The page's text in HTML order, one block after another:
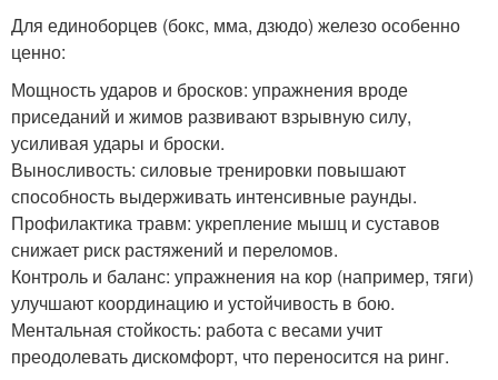
Для единоборцев (бокс, мма, дзюдо) железо особенно
ценно:
Мощность ударов и бросков: упражнения вроде
приседаний и жимов развивают взрывную силу,
усиливая удары и броски.
Выносливость: силовые тренировки повышают
способность выдерживать интенсивные раунды.
Профилактика травм: укрепление мышц и суставов
снижает риск растяжений и переломов.
Контроль и баланс: упражнения на кор (например, тяги)
улучшают координацию и устойчивость в бою.
Ментальная стойкость: работа с весами учит
преодолевать дискомфорт, что переносится на ринг.